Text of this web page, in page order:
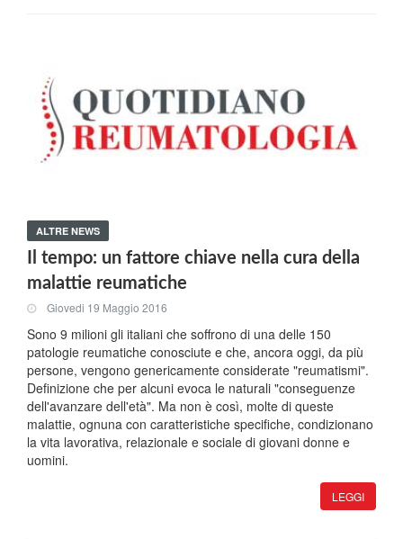
ALTRE NEWS
Il tempo: un fattore chiave nella cura della
malattie reumatiche
Giovedi 19 Maggio 2016
Sono 9 milioni gli italiani che soffrono di una delle 150
patologie reumatiche conosciute e che, ancora oggi, da più
persone, vengono genericamente considerate "reumatismi".
Definizione che per alcuni evoca le naturali "conseguenze
dell'avanzare dell'età". Ma non è così, molte di queste
malattie, ognuna con caratteristiche specifiche, condizionano
la vita lavorativa, relazionale e sociale di giovani donne e
uomini.
LEGGI